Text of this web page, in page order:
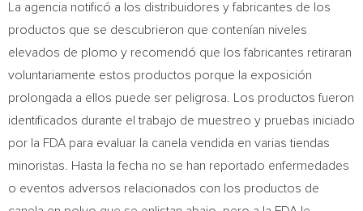
La agencia notificó a los distribuidores y fabricantes de los
productos que se descubrieron que contenían niveles
elevados de plomo y recomendó que los fabricantes retiraran
voluntariamente estos productos porque la exposición
prolongada a ellos puede ser peligrosa. Los productos fueron
identificados durante el trabajo de muestreo y pruebas iniciado
por la FDA para evaluar la canela vendida en varias tiendas
minoristas. Hasta la fecha no se han reportado enfermedades
o eventos adversos relacionados con los productos de